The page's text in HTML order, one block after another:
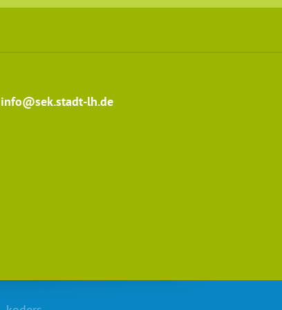
info@sek.stadt-lh.de